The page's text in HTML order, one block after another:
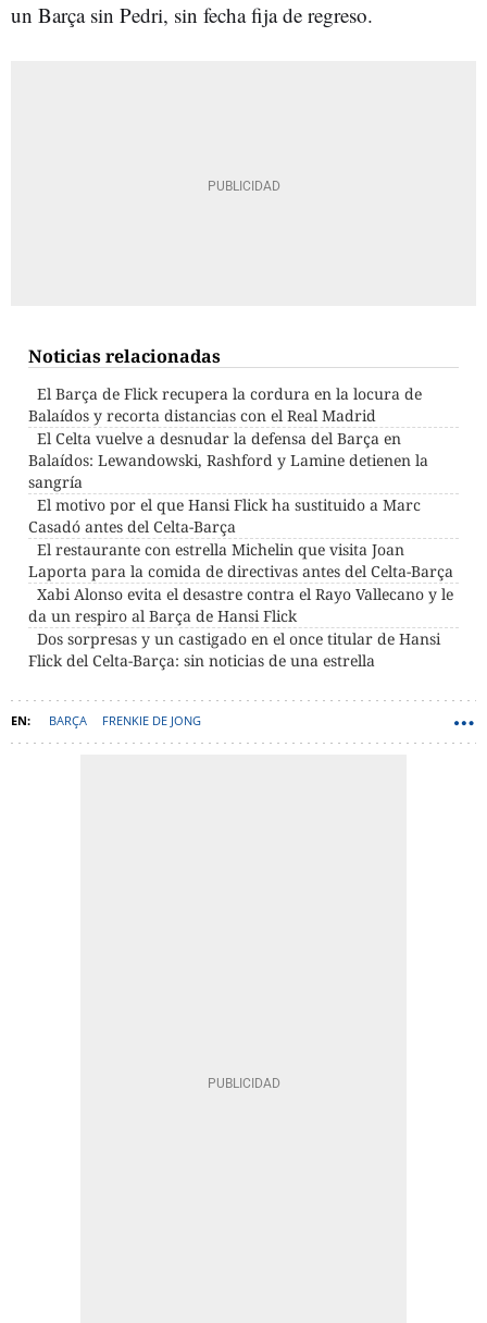
un Barça sin Pedri, sin fecha fija de regreso.
Noticias relacionadas
El Barça de Flick recupera la cordura en la locura de
Balaídos y recorta distancias con el Real Madrid
El Celta vuelve a desnudar la defensa del Barça en
Balaídos: Lewandowski, Rashford y Lamine detienen la
sangría
El motivo por el que Hansi Flick ha sustituido a Marc
Casadó antes del Celta-Barça
El restaurante con estrella Michelin que visita Joan
Laporta para la comida de directivas antes del Celta-Barça
Xabi Alonso evita el desastre contra el Rayo Vallecano y le
da un respiro al Barça de Hansi Flick
Dos sorpresas y un castigado en el once titular de Hansi
Flick del Celta-Barça: sin noticias de una estrella
BARÇA FRENKIE DE JONG